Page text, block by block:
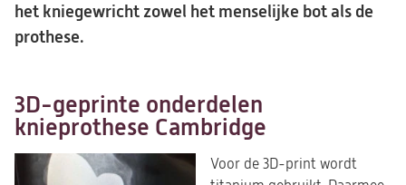
het kniegewricht zowel het menselijke bot als de
prothese.
3D-geprinte onderdelen
knieprothese Cambridge
Voor de 3D-print wordt